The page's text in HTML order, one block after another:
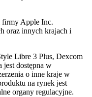
firmy Apple Inc.
oraz innych krajach i
Libre 3 Plus, Dexcom
dostępna w
o inne kraje w
na rynek jest
organy regulacyjne.